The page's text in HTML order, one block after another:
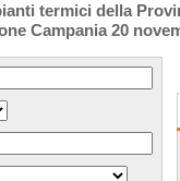
termici della
Campania 20